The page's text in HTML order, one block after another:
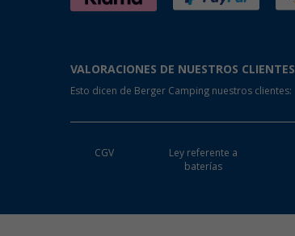
VALORACIONES DE NUESTROS CLIENTES
Esto dicen de Berger Camping nuestros clientes:
CGV
Ley referente a
baterías